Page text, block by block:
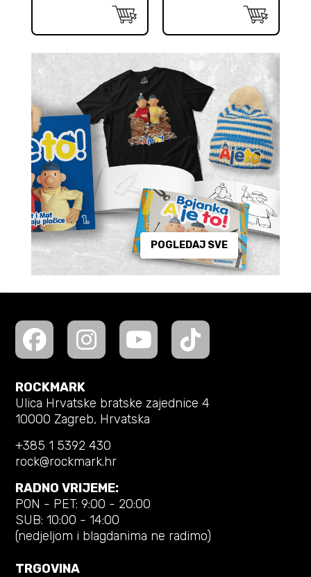
POGLEDAJ SVE
ROCKMARK
Ulica Hrvatske bratske zajednice 4
10000 Zagreb, Hrvatska
+385 1 5392 430
rock@rockmark.hr
RADNO VRIJEME:
PON - PET: 9:00 - 20:00
SUB: 10:00 - 14:00
(nedjeljom i blagdanima ne radimo)
TRGOVINA